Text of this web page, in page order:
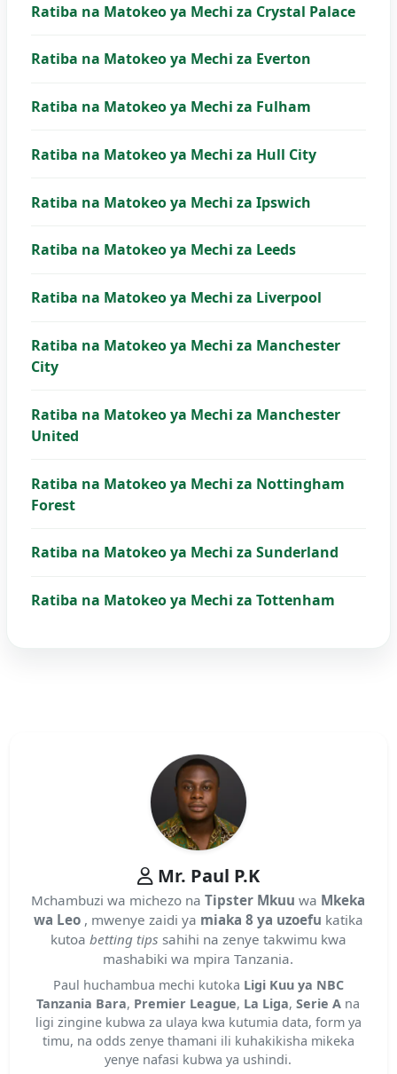
Ratiba na Matokeo ya Mechi za Crystal Palace
Ratiba na Matokeo ya Mechi za Everton
Ratiba na Matokeo ya Mechi za Fulham
Ratiba na Matokeo ya Mechi za Hull City
Ratiba na Matokeo ya Mechi za Ipswich
Ratiba na Matokeo ya Mechi za Leeds
Ratiba na Matokeo ya Mechi za Liverpool
Ratiba na Matokeo ya Mechi za Manchester
City
Ratiba na Matokeo ya Mechi za Manchester
United
Ratiba na Matokeo ya Mechi za Nottingham
Forest
Ratiba na Matokeo ya Mechi za Sunderland
Ratiba na Matokeo ya Mechi za Tottenham
Mr. Paul P.K
Mchambuzi wa michezo naTipster Mkuu wa Mkeka
wa Leo , mwenye zaidi ya miaka 8 ya uzoefu katika
kutoa betting tips sahihi na zenye takwimu kwa
mashabiki wa mpira Tanzania.
Paul huchambua mechi kutoka Ligi Kuu ya NBC
Tanzania Bara, Premier League, La Liga,Serie A na
ligi zingine kubwa za ulaya kwa kutumia data, form ya
timu, na odds zenye thamani ili kuhakikisha mikeka
yenye nafasi kubwa ya ushindi.